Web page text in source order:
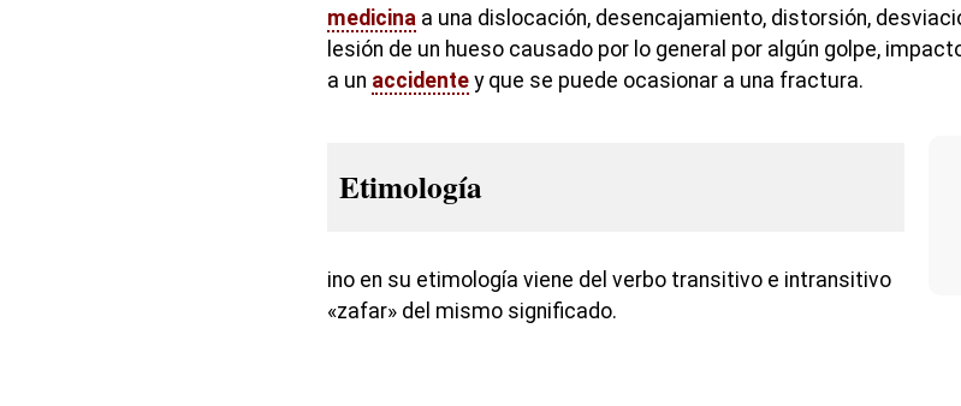
medicina a una dislocación, desencajamiento, distorsión,
lesión de un hueso causado por lo general por algún golpe,
a un accidente y que se puede ocasionar a una fractura.
Etimología
ino en su etimología viene del verbo transitivo e intransitivo
«zafar» del mismo significado.